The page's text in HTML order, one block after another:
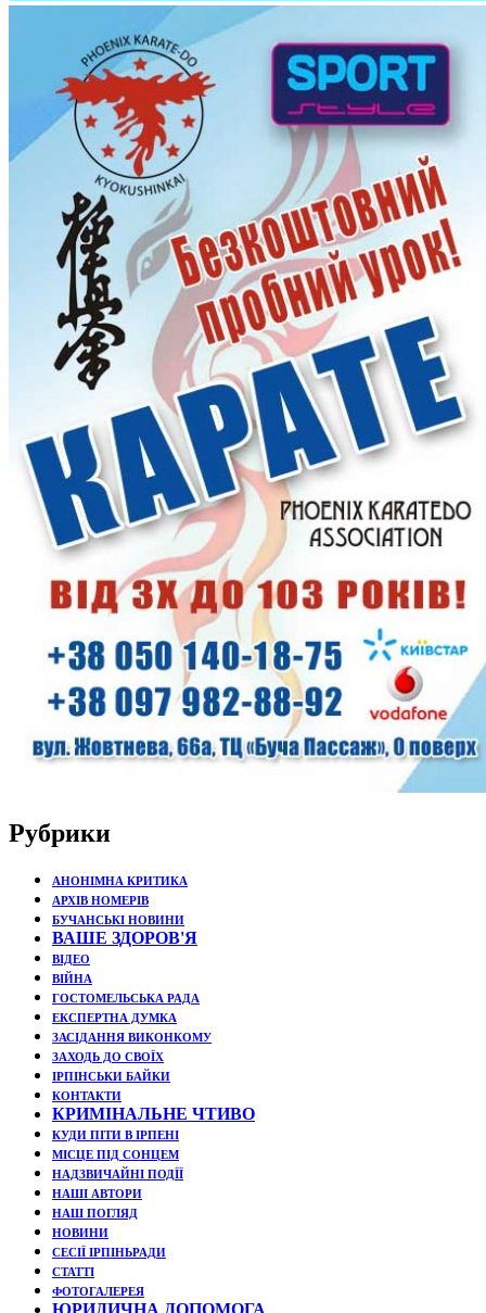
Рубрики
АНОНІМНА КРИТИКА
АРХІВ НОМЕРІВ
БУЧАНСЬКІ НОВИНИ
ВАШЕ ЗДОРОВ'Я
ВІДЕО
ВІЙНА
ГОСТОМЕЛЬСЬКА РАДА
ЕКСПЕРТНА ДУМКА
ЗАСІДАННЯ ВИКОНКОМУ
ЗАХОДЬ ДО СВОЇХ
ІРПІНСЬКИ БАЙКИ
КОНТАКТИ
КРИМІНАЛЬНЕ ЧТИВО
КУДИ ПІТИ В ІРПЕНІ
МІСЦЕ ПІД СОНЦЕМ
НАДЗВИЧАЙНІ ПОДЇЇ
НАШІ АВТОРИ
НАШ ПОГЛЯД
НОВИНИ
СЕСІЇ ІРПІНЬРАДИ
СТАТТІ
ФОТОГАЛЕРЕЯ
ЮРИДИЧНА ДОПОМОГА